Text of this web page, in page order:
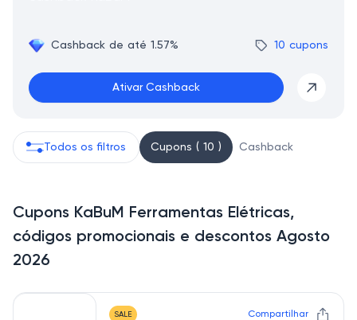
Cashback de até 1.57% 10 cupons
Ativar Cashback
Todos os filtros Cupons ( 10 ) Cashback
Cupons KaBuM Ferramentas Elétricas,
códigos promocionais e descontos Agosto
2026
SALE Compartilhar